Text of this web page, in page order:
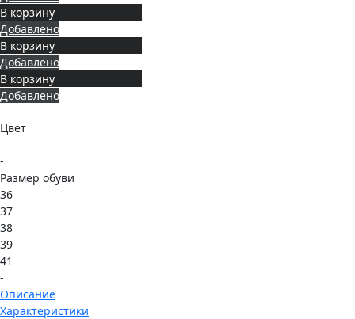
В корзину
Добавлено
В корзину
Добавлено
В корзину
Добавлено
Цвет
-
Размер обуви
36
37
38
39
41
-
Описание
Характеристики